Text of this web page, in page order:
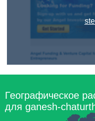
Географическое
для ganesh-